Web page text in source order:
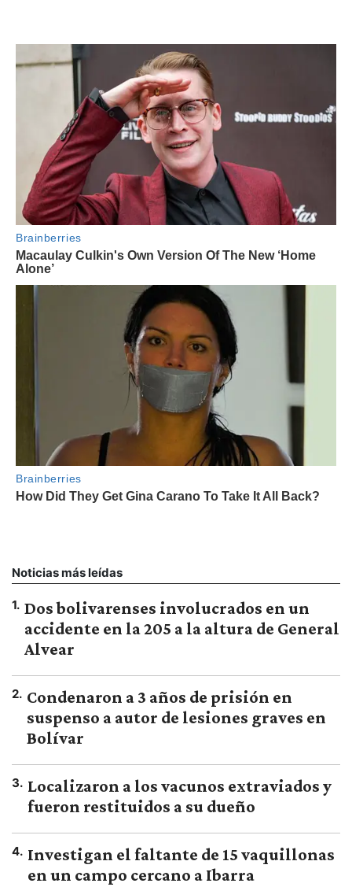
Noticias más leídas
1. Dos bolivarenses involucrados en un
accidente en la 205 a la altura de General
Alvear
2. Condenaron a 3 años de prisión en
suspenso a autor de lesiones graves en
Bolívar
3. Localizaron a los vacunos extraviados y
fueron restituidos a su dueño
4. Investigan el faltante de 15 vaquillonas
en un campo cercano a Ibarra